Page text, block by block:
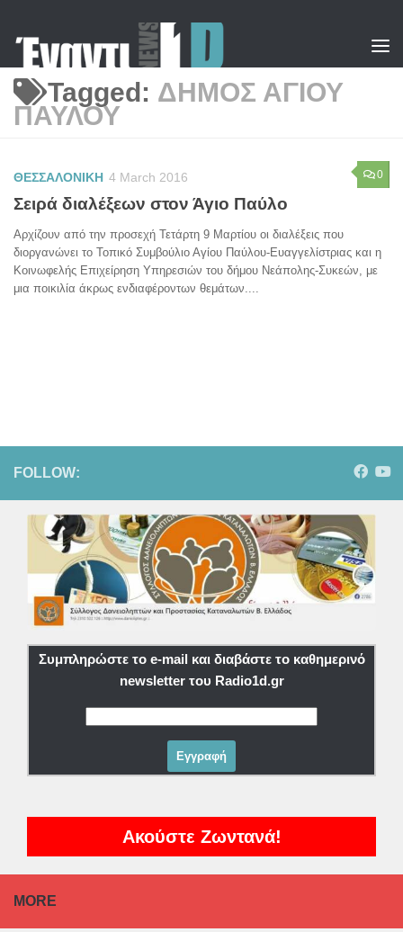
Tagged: ΔΗΜΟΣ ΑΓΙΟΥ
ΠΑΥΛΟΥ
0
ΘΕΣΣΑΛΟΝΙΚΗ 4 March 2016
Σειρά διαλέξεων στον Άγιο Παύλο
Αρχίζουν από την προσεχή Τετάρτη 9 Μαρτίου οι διαλέξεις που
διοργανώνει το Τοπικό Συμβούλιο Αγίου Παύλου-Ευαγγελίστριας και η
Κοινωφελής Επιχείρηση Υπηρεσιών του δήμου Νεάπολης-Συκεών, με
μια ποικιλία άκρως ενδιαφέροντων θεμάτων....
FOLLOW:
Συμπληρώστε το e-mail και διαβάστε το καθημερινό
newsletter του Radio1d.gr
Ακούστε Ζωντανά!
MORE